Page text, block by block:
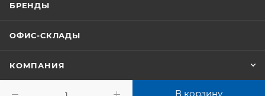
В корзину
БРЕНДЫ
ОФИС-СКЛАДЫ
КОМПАНИЯ